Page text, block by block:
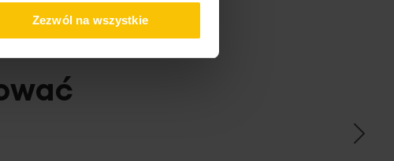
Zezwól na wszystkie